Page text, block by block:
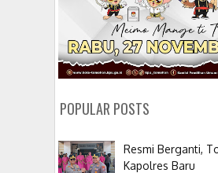
POPULAR POSTS
Resmi Berganti,
Kapolres Baru